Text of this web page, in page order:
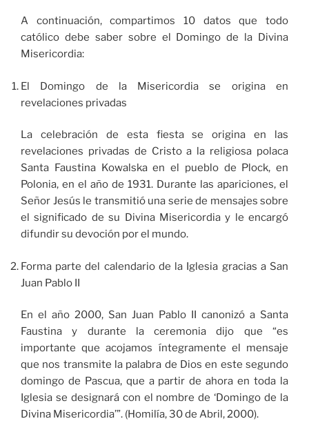
A continuación, compartimos 10 datos que todo
católico debe saber sobre el Domingo de la Divina
Misericordia:
El Domingo de la Misericordia se origina en
revelaciones privadas
La celebración de esta fiesta se origina en las
revelaciones privadas de Cristo a la religiosa polaca
Santa Faustina Kowalska en el pueblo de Plock, en
Polonia, en el año de 1931. Durante las apariciones, el
Señor Jesús le transmitió una serie de mensajes sobre
el significado de su Divina Misericordia y le encargó
difundir su devoción por el mundo.
Forma parte del calendario de la Iglesia gracias a San
Juan Pablo II
En el año 2000, San Juan Pablo II canonizó a Santa
Faustina y durante la ceremonia dijo que “es
importante que acojamos íntegramente el mensaje
que nos transmite la palabra de Dios en este segundo
domingo de Pascua, que a partir de ahora en toda la
Iglesia se designará con el nombre de ‘Domingo de la
Divina Misericordia’”. (Homilía, 30 de Abril, 2000).